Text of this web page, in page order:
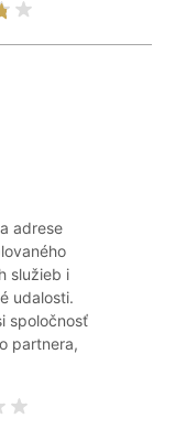
adrese
služieb i
udalosti.
spoločnosť
partnera,